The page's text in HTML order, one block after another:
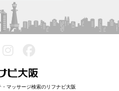
マッサージ検索のリフナビ大阪